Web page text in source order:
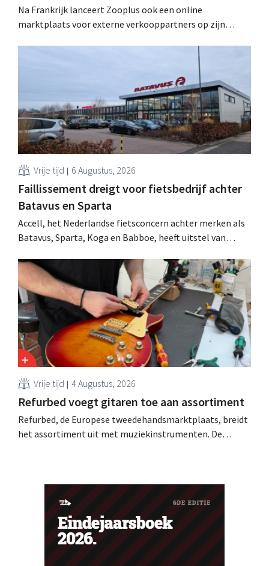
Na Frankrijk lanceert Zooplus ook een online
marktplaats voor externe verkooppartners op zijn
voor huisdierbenodigdheden dat model stapsgewijs
Vrije tijd 6 Augustus, 2026
Faillissement dreigt voor fietsbedrijf achter
Batavus en Sparta
Accell, het Nederlandse fietsconcern achter merken als
Batavus, Sparta, Koga en Babboe, heeft uitstel van
faillissement. Overnamegesprekken met een
Singaporese investeringsmaatschappij sprongen af.
Vrije tijd 4 Augustus, 2026
Refurbed voegt gitaren toe aan assortiment
Refurbed, de Europese tweedehandsmarktplaats, breidt
het assortiment uit met muziekinstrumenten. De